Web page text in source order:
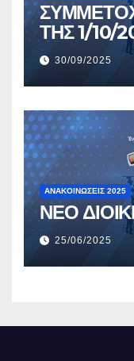
ΤΗΣ 1/10/
30/09/2025
ΑΝΑΚΟΙΝΏΣΕΙΣ 2025
ΝΕΟ
25/06/2025